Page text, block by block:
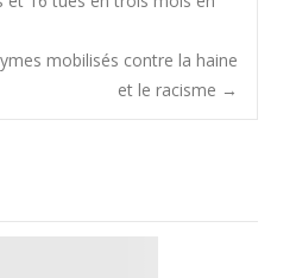
mobilisés contre la haine
et le racisme →